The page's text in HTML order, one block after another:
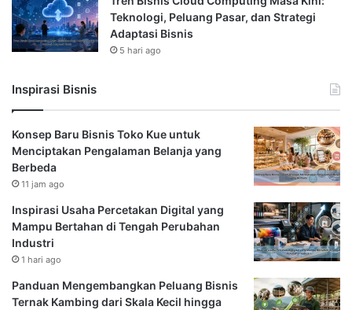
Teknologi, Peluang Pasar, dan Strategi
Adaptasi Bisnis
5 hari ago
Inspirasi Bisnis
Konsep Baru Bisnis Toko Kue untuk
Menciptakan Pengalaman Belanja yang
Berbeda
11 jam ago
Inspirasi Usaha Percetakan Digital yang
Mampu Bertahan di Tengah Perubahan
Industri
1 hari ago
Panduan Mengembangkan Peluang Bisnis
Ternak Kambing dari Skala Kecil hingga